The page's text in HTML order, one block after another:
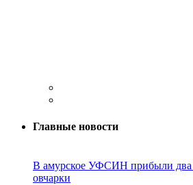
Главные новости
В амурское УФСИН прибыли два
овчарки